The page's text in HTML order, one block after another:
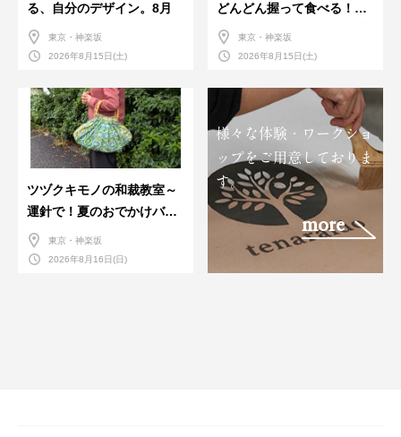
る、自分のデザイン。8月
東京・神楽坂
2026年8月15日(土)
どんどん握って食べる！職
人さんに教わる＜握りの練
習会＞８月
東京・神楽坂
2026年8月15日(土)
ツヅクキモノの和裁教室～
運針で！夏のおでかけバン
ダナバッグづくり～
東京・神楽坂
2026年8月16日(日)
様々な体験・ワークショ
ップをご用意しておりま
す。
more